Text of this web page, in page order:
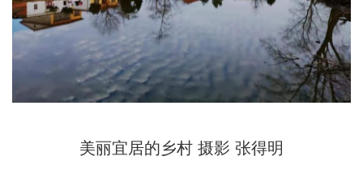
美丽宜居的乡村 摄影 张得明